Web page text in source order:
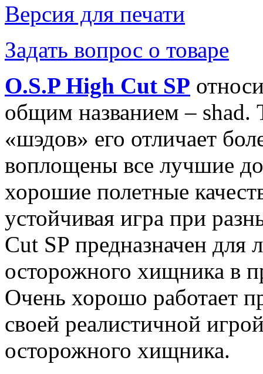
Версия для печати
Задать вопрос о товаре
O.S.P High Cut SP
общим названием – shad.
«шэдов» его отличает
воплощены все лучшие
хорошие полетные
устойчивая игра при
Cut SP предназначен для
осторожного хищника в
Очень хорошо работает
своей реалистичной
осторожного хищника.